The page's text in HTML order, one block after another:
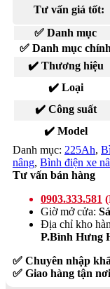
Tư vấn giá tốt:
✅ Danh mục
✅ Danh mục chính
✔️ Thương hiệu
✔️ Loại
✔️ Công suất
✔️ Model
Danh mục: 225Ah,
nâng, Bình điện xe
Tư vấn bán hàng
0903.333.581
Giờ mở cửa:
Địa chỉ kho
P.Bình Hưng
✅ Chuyên nhập
✅ Giao hàng tận